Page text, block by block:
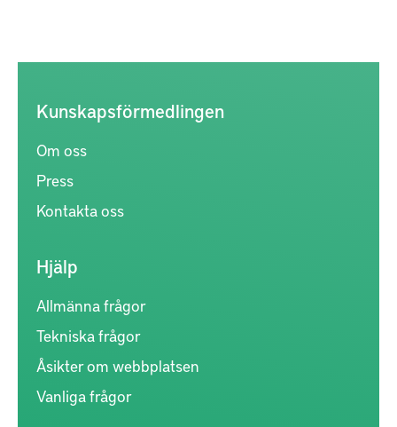
Kunskapsförmedlingen
Om oss
Press
Kontakta oss
Hjälp
Allmänna frågor
Tekniska frågor
Åsikter om webbplatsen
Vanliga frågor